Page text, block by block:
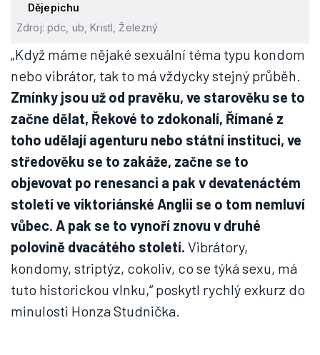
Dějepichu
Zdroj: pdc, ub, Kristl, Železný
„Když máme nějaké sexuální téma typu kondom
nebo vibrátor, tak to má vždycky stejný průběh.
Zmínky jsou už od pravěku, ve starověku se to
začne dělat, Řekové to zdokonalí, Římané z
toho udělají agenturu nebo státní instituci, ve
středověku se to zakáže, začne se to
objevovat po renesanci a pak v devatenáctém
století ve viktoriánské Anglii se o tom nemluví
vůbec. A pak se to vynoří znovu v druhé
polovině dvacátého století. Vibrátory,
kondomy, striptýz, cokoliv, co se týká sexu, má
tuto historickou vlnku,“ poskytl rychlý exkurz do
minulosti Honza Studnička.